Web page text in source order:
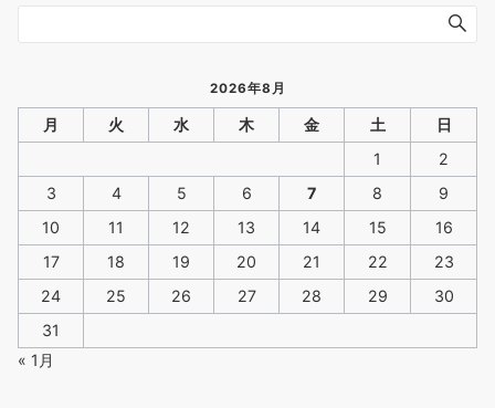
2026年8月
月 火 水 木 金 土
日
1
2
3
4 5 6 7 8
9
10
11 12 13 14 15
16
17
18 19 20 21 22
23
24
25 26 27 28 29
30
31
« 1月